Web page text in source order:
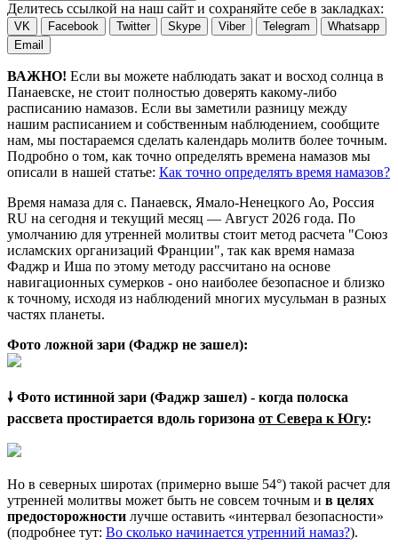
Делитесь ссылкой на наш сайт и сохраняйте себе в закладках:
VK Facebook Twitter Skype Viber Telegram
Whatsapp
Email
ВАЖНО! Если вы можете наблюдать закат и восход солнца в
Панаевске, не стоит полностью доверять какому-либо
расписанию намазов. Если вы заметили разницу между
нашим расписанием и собственным наблюдением, сообщите
нам, мы постараемся сделать календарь молитв более точным.
Подробно о том, как точно определять времена намазов мы
описали в нашей статье: Как точно определять время намазов?
Время намаза для с. Панаевск, Ямало-Ненецкого Ао, Россия
RU на сегодня и текущий месяц — Август 2026 года. По
умолчанию для утренней молитвы стоит метод расчета "Союз
исламских организаций Франции", так как время намаза
Фаджр и Иша по этому методу рассчитано на основе
навигационных сумерков - оно наиболее безопасное и близко
к точному, исходя из наблюдений многих мусульман в разных
частях планеты.
Фото ложной зари (Фаджр не зашел):
🠗 Фото истинной зари (Фаджр зашел) - когда полоска
рассвета простирается вдоль горизона от Севера к Югу:
Но в северных широтах (примерно выше 54°) такой расчет для
утренней молитвы может быть не совсем точным и в целях
предосторожности лучше оставить «интервал безопасности»
(подробнее тут: Во сколько начинается утренний намаз?).